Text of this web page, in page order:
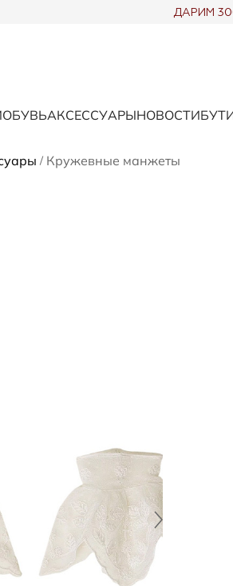
ДАРИМ
ОБУВЬАКСЕССУАРЫНОВОСТИ
/ Кружевные манжеты